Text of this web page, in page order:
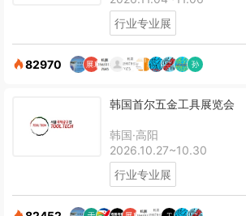
行业专业展
82970
韩国首尔五金工具展览会
韩国·高阳
2026.10.27~10.30
行业专业展